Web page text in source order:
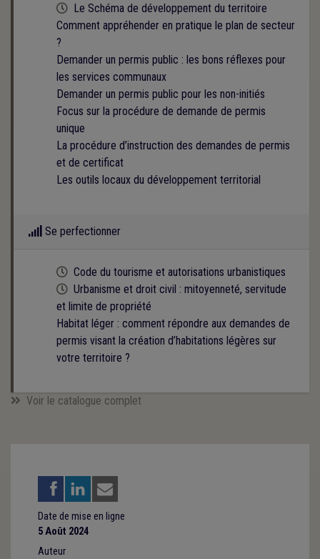
Cette formation est programmée
Le Schéma de développement du territoire
Comment appréhender en pratique le plan de secteur
?
Demander un permis public : les bons réflexes pour
les services communaux
Demander un permis public pour les non-initiés
Focus sur la procédure de demande de permis
unique
La procédure d’instruction des demandes de permis
et de certificat
Les outils locaux du développement territorial
Se perfectionner
Cette formation est programmée
Code du tourisme et autorisations urbanistiques
Cette formation est programmée
Urbanisme et droit civil : mitoyenneté, servitude
et limite de propriété
Habitat léger : comment répondre aux demandes de
permis visant la création d’habitations légères sur
votre territoire ?
Voir le catalogue complet
Date de mise en ligne
5 Août 2024
Auteur